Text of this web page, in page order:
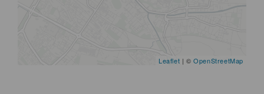
Leaflet | ©OpenStreetMap